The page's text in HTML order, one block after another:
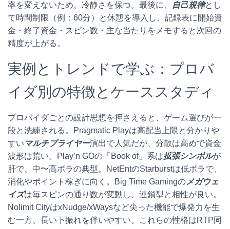
率を変えないため、冷静さを保つ。最後に、
自己規律とし
て時間制限（例：60分）と休憩を導入し、記録表に開始資
金・終了資金・スピン数・主な当たりをメモすると次回の
精度が上がる。
実例とトレンドで学ぶ：プロバ
イダ別の特徴とケーススタディ
プロバイダごとの設計思想を押さえると、ゲーム選びが一
段と洗練される。Pragmatic Playは高配当上限と分かりや
すい マルチプライヤー演出で人気だが、分散は高めで資金
波形は荒い。Play’n GOの「Book of」系は拡張シンボルが
肝で、中〜高ボラの典型。NetEntのStarburstは低ボラで、
消化やポイント稼ぎに向く。Big Time Gamingのメガウェ
イズは毎スピンの通り数が変動し、連鎖型と相性が良い。
Nolimit CityはxNudge/xWaysなど尖った機能で爆発力を生
む一方、長い下振れを伴いやすい。これらの性格はRTP同